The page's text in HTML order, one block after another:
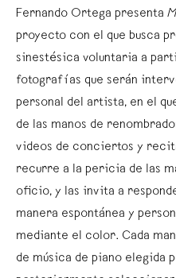
Fernando Ortega presenta
proyecto con el que busca
sinestésica voluntaria a
fotografías que serán
personal del artista, en el
de las manos de
videos de conciertos y
recurre a la pericia de las
oficio, y las invita a
manera espontánea y
mediante el color. Cada
de música de piano elegida